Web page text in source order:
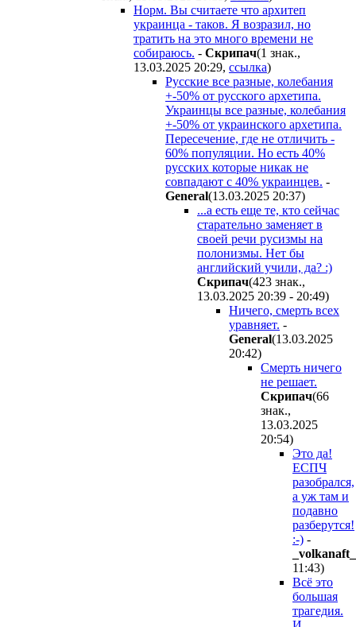
Норм. Вы считаете что архитеп
украинца - таков. Я возразил, но
тратить на это много времени не
собираюсь. - Cкpипaч(1 знак.,
13.03.2025 20:29, ссылка)
Русские все разные, колебания
+-50% от русского архетипа.
Украинцы все разные, колебания
+-50% от украинского архетипа.
Пересечение, где не отличить -
60% популяции. Но есть 40%
русских которые никак не
совпадают с 40% украинцев. -
General(13.03.2025 20:37)
...а есть еще те, кто сейчас
старательно заменяет в
своей речи русизмы на
полонизмы. Нет бы
английский учили, да? :)
Cкpипaч(423 знак.,
13.03.2025 20:39 - 20:49)
Ничего, смерть всех
уравняет. -
General(13.03.2025
20:42)
Смерть ничего
не решает.
Cкpипaч(66
знак.,
13.03.2025
20:54)
Это да!
ЕСПЧ
разобрался,
а уж там и
подавно
разберутся!
:-) -
_volkanaft_
11:43)
Всё это
большая
трагедия.